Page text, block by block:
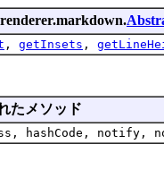
, getInsets ,
たメソッド
hashCode,